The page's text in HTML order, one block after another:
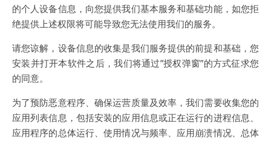
的个人设备信息，向您提供我们基本服务和基础功能，如您拒
绝提供上述权限将可能导致您无法使用我们的服务。
请您谅解，设备信息的收集是我们服务提供的前提和基础，您
安装并打开本软件之后，我们将通过”授权弹窗”的方式征求您
的同意。
为了预防恶意程序、确保运营质量及效率，我们需要收集您的
应用列表信息，包括安装的应用信息或正在运行的进程信息、
应用程序的总体运行、使用情况与频率、应用崩溃情况、总体